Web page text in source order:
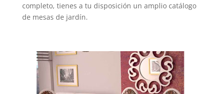
completo, tienes a tu disposición un amplio catálogo
de mesas de jardín.